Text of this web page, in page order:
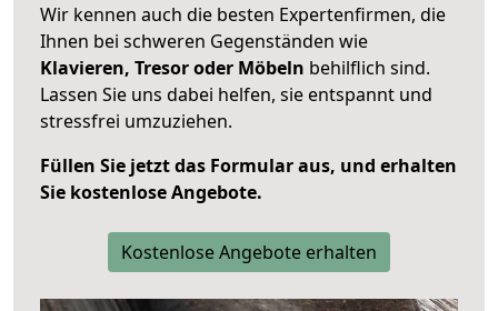
Wir kennen auch die besten Expertenfirmen, die
Ihnen bei schweren Gegenständen wie
Klavieren, Tresor oder Möbeln behilflich sind.
Lassen Sie uns dabei helfen, sie entspannt und
stressfrei umzuziehen.
Füllen Sie jetzt das Formular aus, und erhalten
Sie kostenlose Angebote.
Kostenlose Angebote erhalten